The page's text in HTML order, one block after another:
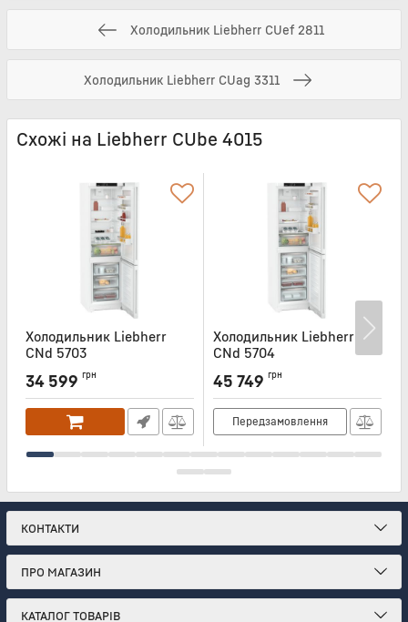
Холодильник Liebherr CUef 2811
Холодильник Liebherr CUag 3311
Схожі на Liebherr CUbe 4015
Холодильник Liebherr
CNd 5703
CND5703
34 599 грн
Холодильник Liebherr
CNd 5704
CND5704
45 749 грн
Передзамовлення
КОНТАКТИ
ПРО МАГАЗИН
КАТАЛОГ ТОВАРІВ